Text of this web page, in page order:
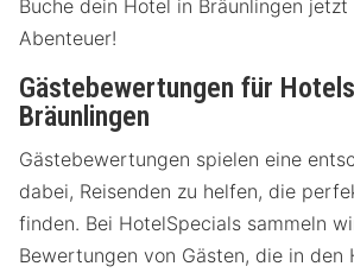
Buche dein Hotel in Bräunlingen
Abenteuer!
Gästebewertungen für
Bräunlingen
Gästebewertungen spielen eine
dabei, Reisenden zu helfen, die
finden. Bei HotelSpecials sammeln
Bewertungen von Gästen, die in den